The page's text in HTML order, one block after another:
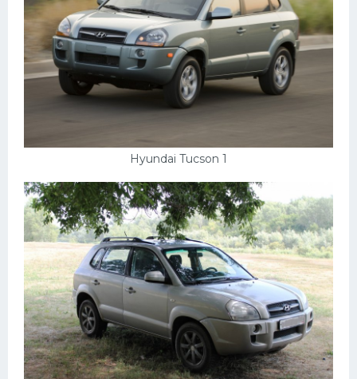
Hyundai Tucson 1
Танки
Крайслер
Порше
Самолеты
Тойота
Лодки
Шкода
Вертолеты
Мазда
Самокаты
Велосипеды